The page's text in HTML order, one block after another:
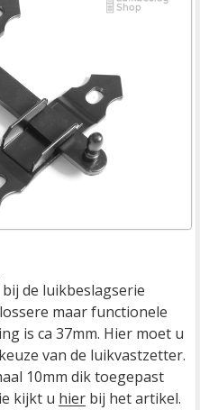
de luikbeslagserie
maar functionele
is ca 37mm. Hier moet u
van de luikvastzetter.
10mm dik toegepast
kijkt u hier bij het artikel.